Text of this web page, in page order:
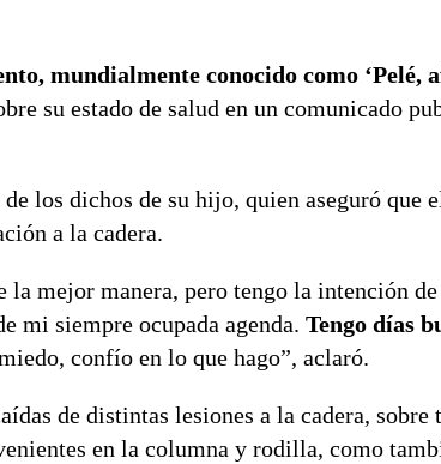
mundialmente conocido como ‘Pelé,
su estado de salud en un comunicado
los dichos de su hijo, quien aseguró que
a la cadera.
mejor manera, pero tengo la intención
mi siempre ocupada agenda. Tengo días
confío en lo que hago”, aclaró.
de distintas lesiones a la cadera,
en la columna y rodilla, como